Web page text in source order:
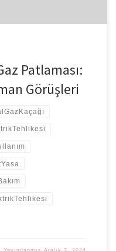
Patlaması:
Görüşleri